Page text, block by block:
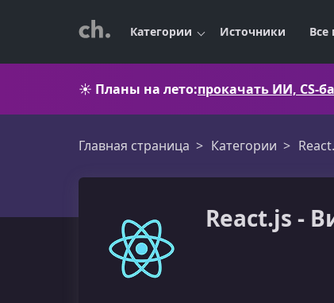
Категории Источники Все
☀️ Планы на лето:прокачать ИИ, CS-
Главная страница Категории
React.js -